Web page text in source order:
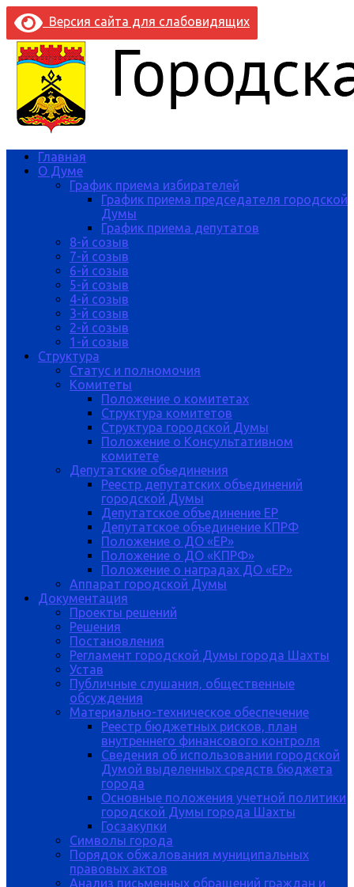
Версия сайта для слабовидящих
Главная
О Думе
График приема избирателей
График приема председателя городской
Думы
График приема депутатов
8-й созыв
7-й созыв
6-й созыв
5-й созыв
4-й созыв
3-й созыв
2-й созыв
1-й созыв
Структура
Статус и полномочия
Комитеты
Положение о комитетах
Структура комитетов
Структура городской Думы
Положение о Консультативном
комитете
Депутатские обьединения
Реестр депутатских объединений
городской Думы
Депутатское объединение ЕР
Депутатское объединение КПРФ
Положение о ДО «ЕР»
Положение о ДО «КПРФ»
Положение о наградах ДО «ЕР»
Аппарат городской Думы
Документация
Проекты решений
Решения
Постановления
Регламент городской Думы города Шахты
Устав
Публичные слушания, общественные
обсуждения
Материально-техническое обеспечение
Реестр бюджетных рисков, план
внутреннего финансового контроля
Сведения об использовании городской
Думой выделенных средств бюджета
города
Основные положения учетной политики
городской Думы города Шахты
Госзакупки
Символы города
Порядок обжалования муниципальных
правовых актов
Анализ письменных обращений граждан и